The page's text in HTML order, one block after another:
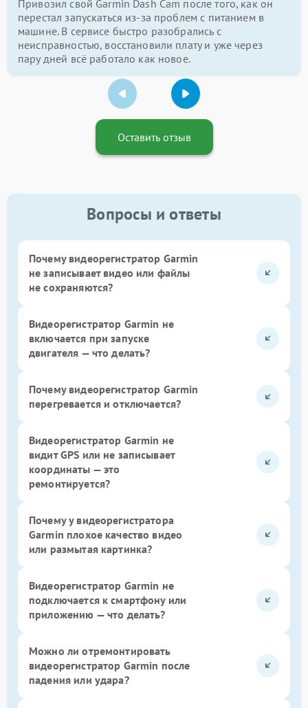
Привозил свой Garmin Dash Cam после того, как он
перестал запускаться из-за проблем с питанием в
машине. В сервисе быстро разобрались с
неисправностью, восстановили плату и уже через
пару дней всё работало как новое.
Оставить отзыв
Вопросы и ответы
Почему видеорегистратор Garmin
не записывает видео или файлы
не сохраняются?
Видеорегистратор Garmin не
включается при запуске
двигателя — что делать?
Почему видеорегистратор Garmin
перегревается и отключается?
Видеорегистратор Garmin не
видит GPS или не записывает
координаты — это
ремонтируется?
Почему у видеорегистратора
Garmin плохое качество видео
или размытая картинка?
Видеорегистратор Garmin не
подключается к смартфону или
приложению — что делать?
Можно ли отремонтировать
видеорегистратор Garmin после
падения или удара?